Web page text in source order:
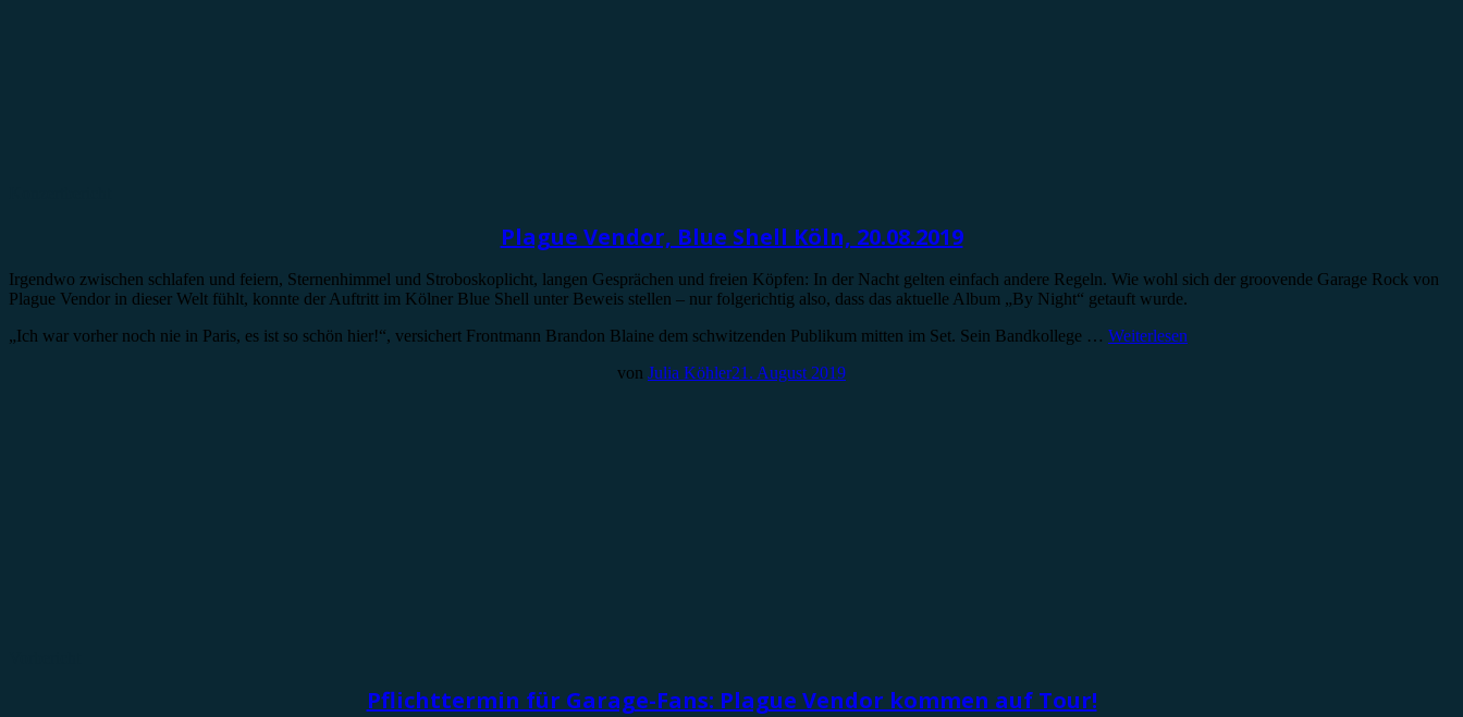
Plague Vendor, Blue Shell Köln, 20.08.2019
Irgendwo zwischen schlafen und feiern, Sternenhimmel und Stroboskoplicht, langen Gesprächen und freien Köpfen: In der Nacht gelten einfach andere Regeln. Wie wohl sich der groovende Garage Rock von
Plague Vendor in dieser Welt fühlt, konnte der Auftritt im Kölner Blue Shell unter Beweis stellen – nur folgerichtig also, dass das aktuelle Album „By Night“ getauft wurde.
„Ich war vorher noch nie in Paris, es ist so schön hier!“, versichert Frontmann Brandon Blaine dem schwitzenden Publikum mitten im Set. Sein Bandkollege … Weiterlesen
von Julia Köhler21. August 2019
Pflichttermin für Garage-Fans: Plague Vendor kommen auf Tour!